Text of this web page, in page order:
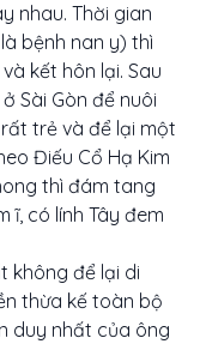
nhau. Thời gian
bệnh nan y) thì
kết hôn lại. Sau
Sài Gòn để nuôi
rất trẻ và để lại một
Điếu Cổ Hạ Kim
thì đám tang
ĩ, có lính Tây đem
không để lại di
thừa kế toàn bộ
duy nhất của ông